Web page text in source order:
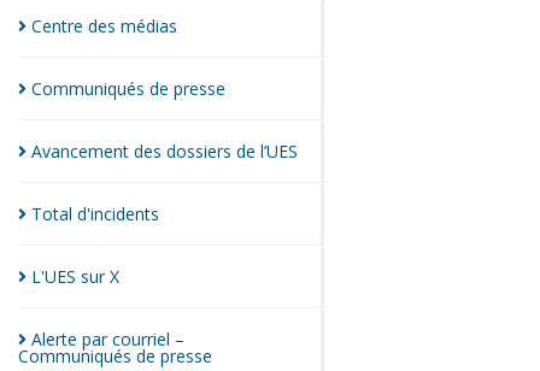
Centre des médias
Communiqués de presse
Avancement des dossiers de l’UES
Total d'incidents
L'UES surX
Alerte par courriel –
Communiqués de presse